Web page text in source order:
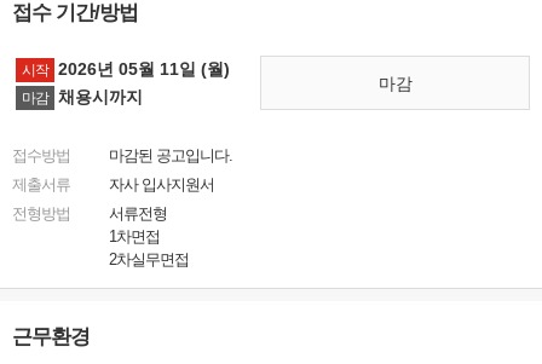
접수 기간/방법
시작 2026년 05월 11일 (월)
마감 채용시까지
마감
접수방법
마감된 공고입니다.
제출서류
자사 입사지원서
전형방법
서류전형
1차면접
2차실무면접
근무환경